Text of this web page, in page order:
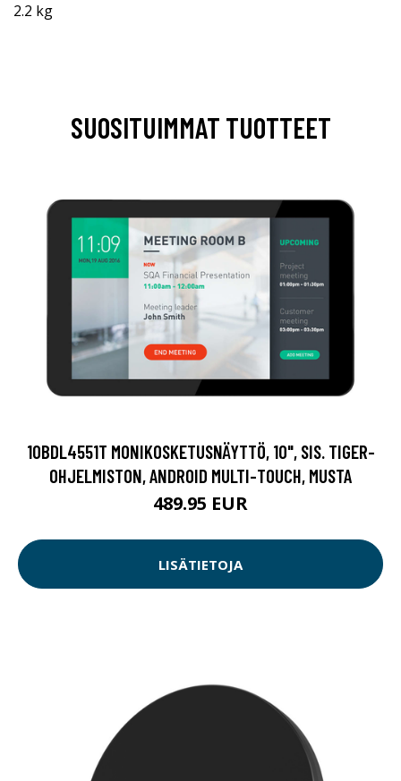
2.2 kg
SUOSITUIMMAT TUOTTEET
10BDL4551T MONIKOSKETUSNÄYTTÖ, 10", SIS. TIGER-
OHJELMISTON, ANDROID MULTI-TOUCH, MUSTA
489.95 EUR
LISÄTIETOJA